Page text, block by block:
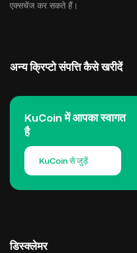
एक्सचेंज कर सकते हैं।
अन्य क्रिप्टो संपत्ति कैसे खरीदें
KuCoin में आपका स्वागत
है
KuCoin से जुड़ें
डिस्क्लेमर